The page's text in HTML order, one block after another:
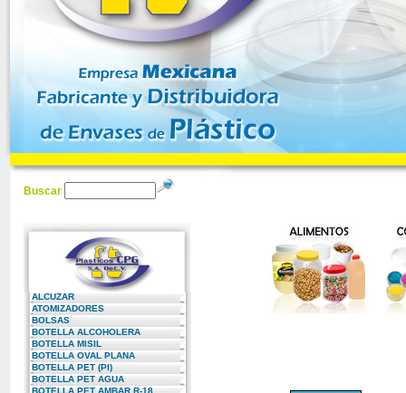
Buscar
ALCUZAR
ATOMIZADORES
BOLSAS
BOTELLA ALCOHOLERA
BOTELLA MISIL
BOTELLA OVAL PLANA
BOTELLA PET (PI)
BOTELLA PET AGUA
BOTELLA PET AMBAR R-18